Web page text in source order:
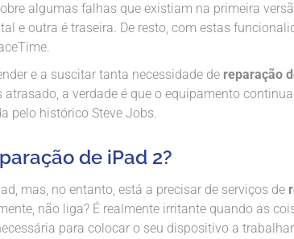
algumas falhas que existiam na primeira
e outra é traseira. De resto, com estas
e a suscitar tanta necessidade de reparação
a verdade é que o equipamento
pelo histórico Steve Jobs.
de iPad 2?
mas, no entanto, está a precisar de serviços de
não liga? É realmente irritante quando as
para colocar o seu dispositivo a